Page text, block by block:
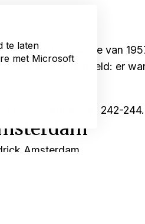
te laten
met Microsoft
bij de restauratie van
verhuur was bedoeld: er
II Amsterdam, pp. 242-244.
Amsterdam